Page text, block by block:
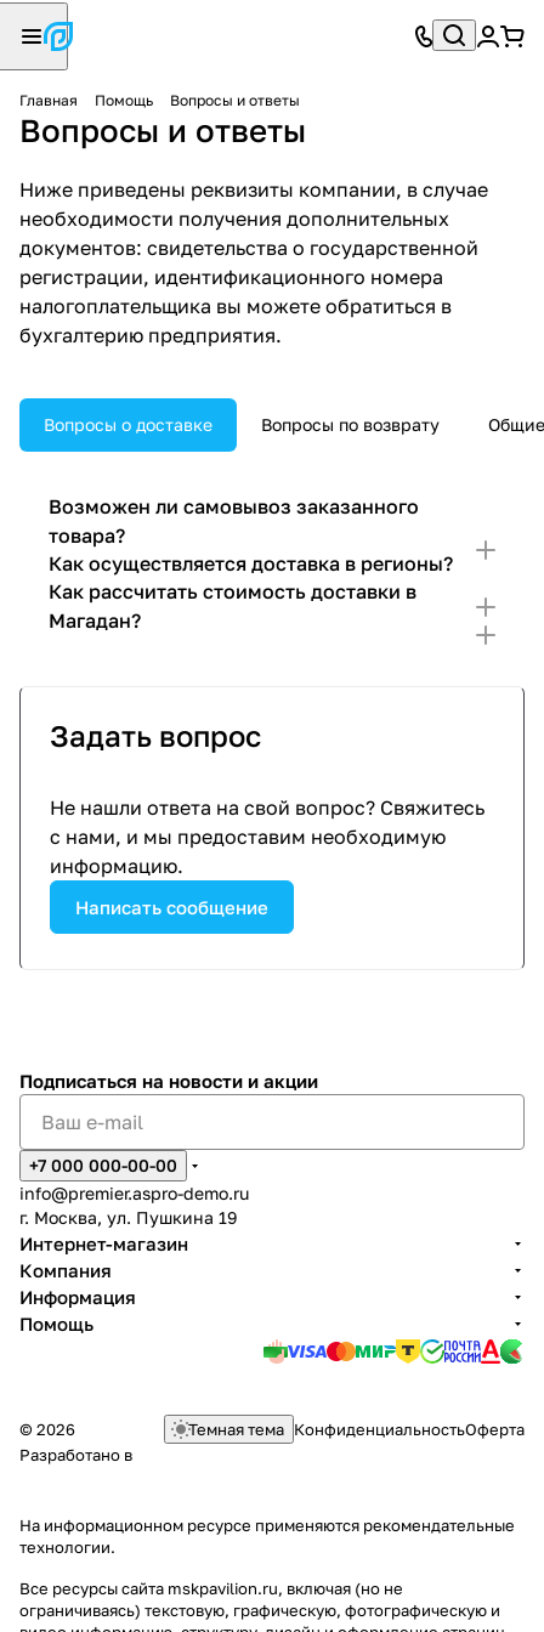
Главная Помощь Вопросы и ответы
Вопросы и ответы
Ниже приведены реквизиты компании, в случае
необходимости получения дополнительных
документов: свидетельства о государственной
регистрации, идентификационного номера
налогоплательщика вы можете обратиться в
бухгалтерию предприятия.
Вопросы о доставке Вопросы по возврату
Возможен ли самовывоз заказанного
товара?
Как осуществляется доставка в регионы?
Как рассчитать стоимость доставки в
Магадан?
Задать вопрос
Не нашли ответа на свой вопрос? Свяжитесь
с нами, и мы предоставим необходимую
информацию.
Написать сообщение
Подписаться на новости и акции
+7 000 000-00-00
info@premier.aspro-demo.ru
г. Москва, ул. Пушкина 19
Интернет-магазин
Компания
Информация
Помощь
© 2026 Темная тема КонфиденциальностьОферта
Разработано в
На информационном ресурсе применяются рекомендательные
технологии.
Все ресурсы сайта mskpavilion.ru, включая (но не
ограничиваясь) текстовую, графическую, фотографическую и